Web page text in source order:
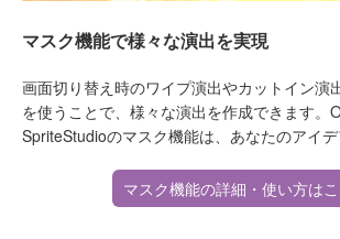
マスク機能で様々な演出を実現
画面切り替え時のワイプ演出やカットイン演
を使うことで、様々な演出を作成できます。
SpriteStudioのマスク機能は、あなたのアイデ
マスク機能の詳細・使い方は